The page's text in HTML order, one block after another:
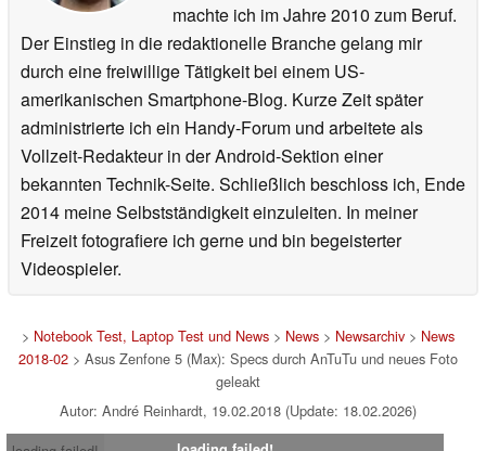
machte ich im Jahre 2010 zum Beruf.
Der Einstieg in die redaktionelle Branche gelang mir
durch eine freiwillige Tätigkeit bei einem US-
amerikanischen Smartphone-Blog. Kurze Zeit später
administrierte ich ein Handy-Forum und arbeitete als
Vollzeit-Redakteur in der Android-Sektion einer
bekannten Technik-Seite. Schließlich beschloss ich, Ende
2014 meine Selbstständigkeit einzuleiten. In meiner
Freizeit fotografiere ich gerne und bin begeisterter
Videospieler.
> Notebook Test, Laptop Test und News> News> Newsarchiv> News
2018-02> Asus Zenfone 5 (Max): Specs durch AnTuTu und neues Foto
geleakt
Autor: André Reinhardt, 19.02.2018 (Update: 18.02.2026)